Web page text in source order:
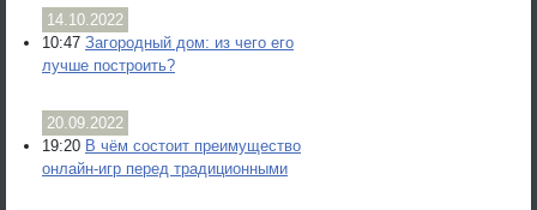
14.10.2022
10:47 Загородный дом: из чего его
лучше построить?
20.09.2022
19:20 В чём состоит преимущество
онлайн-игр перед традиционными